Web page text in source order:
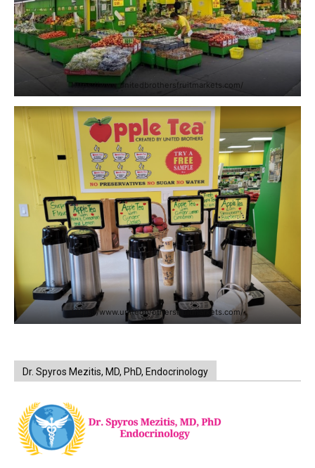
https://www.unitedbrothersfruitmarkets.com/
https://www.unitedbrothersfruitmarkets.com/
Dr. Spyros Mezitis, MD, PhD, Endocrinology